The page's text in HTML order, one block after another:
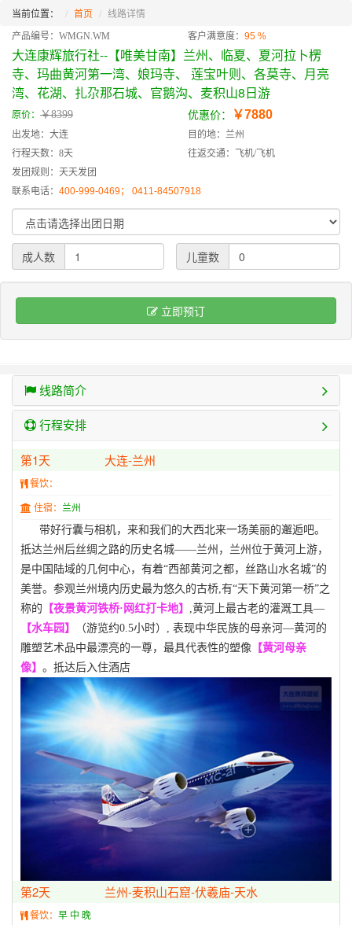
当前位置： 首页 线路详情
产品编号：WMGN.WM 客户满意度： 95 %
大连康辉旅行社--【唯美甘南】兰州、临夏、夏河拉卜楞
寺、玛曲黄河第一湾、娘玛寺、 莲宝叶则、各莫寺、月亮
湾、花湖、扎尕那石城、官鹅沟、麦积山8日游
原价： ￥8399 优惠价： ￥7880
出发地：大连
目的地：兰州
行程天数：8天
往返交通：飞机/飞机
发团规则：天天发团
联系电话： 400-999-0469； 0411-84507918
成人数 儿童数
立即预订
线路简介
行程安排
第1天 大连-兰州
餐饮：
住宿： 兰州
带好行囊与相机，来和我们的大西北来一场美丽的邂逅吧。
抵达兰州后丝绸之路的历史名城——兰州，兰州位于黄河上游，
是中国陆域的几何中心，有着“西部黄河之都，丝路山水名城”的
美誉。参观兰州境内历史最为悠久的古桥,有“天下黄河第一桥”之
称的 【夜景黄河铁桥·网红打卡地】
,黄河上最古老的灌溉工具—
【水车园】
（游览约0.5小时）, 表现中华民族的母亲河—黄河的
雕塑艺术品中最漂亮的一尊，最具代表性的塑像 【黄河母亲
像】 。抵达后入住酒店
第2天 兰州-麦积山石窟-伏羲庙-天水
餐饮： 早 中 晚